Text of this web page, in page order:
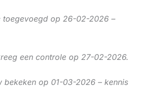
toegevoegd op 26-02-2026 –
een controle op 27-02-2026.
bekeken op 01-03-2026 – kennis